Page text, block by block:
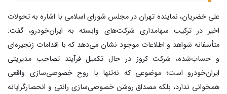
علی خضریان، نماینده تهران در مجلس شورای اسلامی با اشاره به تحولات
اخیر در ترکیب سهامداری شرکت‌های وابسته به ایران‌خودرو، گفت:
متأسفانه شواهد و اطلاعات موجود نشان می‌دهد که با اقدامات زنجیره‌ای
و حساب‌شده، شرکت کروز در حال تکمیل فرآیند تصاحب مدیریتی
ایران‌خودرو است؛ موضوعی که نه‌تنها با روح خصوصی‌سازی واقعی
همخوانی ندارد، بلکه مصداق روشن خصوصی‌سازی رانتی و انحصارگرایانه